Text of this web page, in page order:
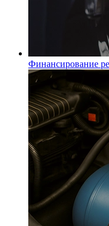
Финансирование